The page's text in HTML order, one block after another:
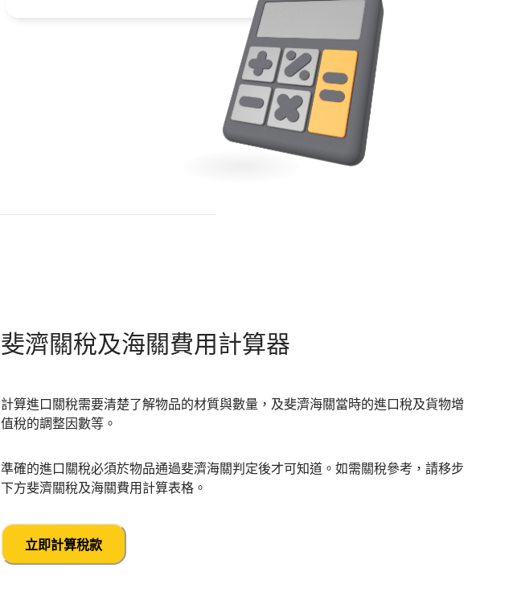
斐濟關稅及海關費用計算器
計算進口關稅需要清楚了解物品的材質與數量，及斐濟海關當時的進口稅及貨物增
值稅的調整因數等。
準確的進口關稅必須於物品通過斐濟海關判定後才可知道。如需關稅參考，請移步
下方斐濟關稅及海關費用計算表格。
立即計算稅款